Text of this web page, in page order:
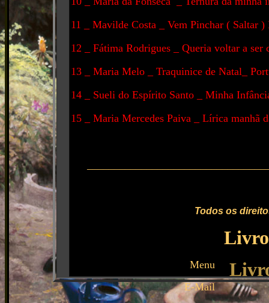
11 _ Mavilde Costa _ Vem Pinchar ( Saltar )
12 _ Fátima Rodrigues _ Queria voltar a ser
13 _ Maria Melo _ Traquinice de Natal_
14 _ Sueli do Espírito Santo _ Minha
15 _ Maria Mercedes Paiva _ Lírica manhã
Todos os
Menu
E-Mail